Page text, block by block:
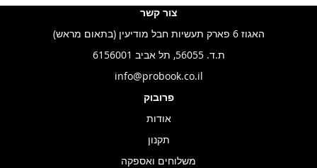
צור קשר
האגוז 6 פארק תעשיות חבל מודיעין (בתאום מראש)
ת.ד. 56055, תל אביב 6156001
info@probook.co.il
פרובוק
אודות
תקנון
משלוחים ואספקה